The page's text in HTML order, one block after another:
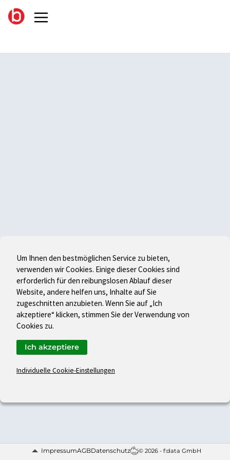
ImpressumAGBDatenschutz © 2026 - f:data GmbH
Um Ihnen den bestmöglichen Service zu bieten,
verwenden wir Cookies. Einige dieser Cookies sind
erforderlich für den reibungslosen Ablauf dieser
Website, andere helfen uns, Inhalte auf Sie
zugeschnitten anzubieten. Wenn Sie auf „Ich
akzeptiere“ klicken, stimmen Sie der Verwendung von
Cookies zu.
Individuelle Cookie-Einstellungen
Ich akzeptiere